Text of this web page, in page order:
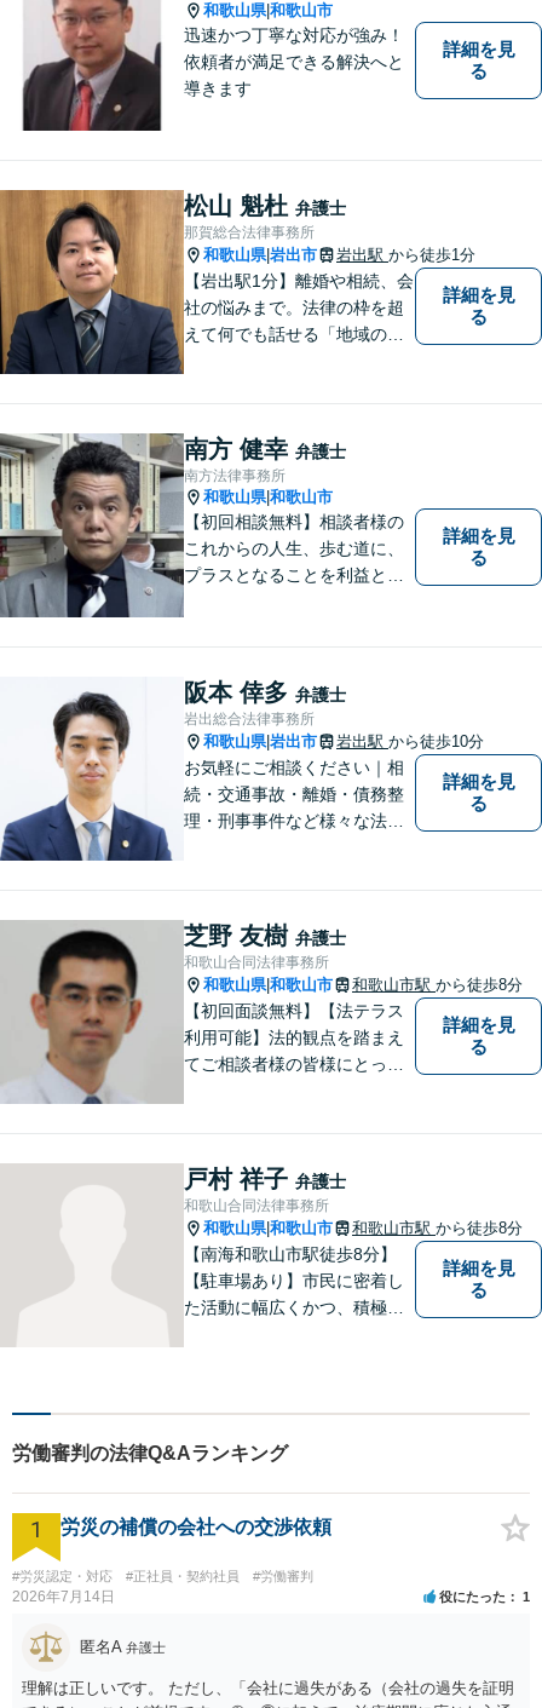
和歌山県|和歌山市
迅速かつ丁寧な対応が強み！
依頼者が満足できる解決へと
導きます
詳細を見
る
松山 魁杜 弁護士
那賀総合法律事務所
和歌山県|岩出市 岩出駅 から徒歩1分
【岩出駅1分】離婚や相続、会
社の悩みまで。法律の枠を超
えて何でも話せる「地域のか
育ちの私が丁寧にサポートし
ます。【丁寧なヒアリング】
【休日や夜間相談も柔軟に対
応】
詳細を見
る
南方 健幸 弁護士
南方法律事務所
和歌山県|和歌山市
【初回相談無料】相談者様の
これからの人生、歩む道に、
プラスとなることを利益と考
はもちろん、関西・関東から
ご相談いただくこともありま
す。
詳細を見
る
阪本 倖多 弁護士
岩出総合法律事務所
和歌山県|岩出市 岩出駅 から徒歩10分
お気軽にご相談ください｜相
続・交通事故・離婚・債務整
理・刑事事件など様々な法律
日・オンライン相談OK（要予
約）｜丁寧な報告とスピード
対応で安心をお届けします
詳細を見
る
芝野 友樹 弁護士
和歌山合同法律事務所
和歌山県|和歌山市 和歌山市駅 から徒歩8分
【初回面談無料】【法テラス
利用可能】法的観点を踏まえ
てご相談者様の皆様にとって
【当日／夜間／応相談】お悩
み事がございましたら、お気
軽にご相談下さい。
詳細を見
る
戸村 祥子 弁護士
和歌山合同法律事務所
和歌山県|和歌山市 和歌山市駅 から徒歩8分
【南海和歌山市駅徒歩8分】
【駐車場あり】市民に密着し
た活動に幅広くかつ、積極的
く対応可能。【地域に根ざし
た弁護士】法律トラブルでお
悩みの方は、お気軽にご相談
ください。
詳細を見
る
労働審判の法律Q&Aランキング
1 労災の補償の会社への交渉依頼
#労災認定・対応 #正社員・契約社員 #労働審判
2026年7月14日 役にたった 1
匿名A 弁護士
理解は正しいです。 ただし、「会社に過失がある（会社の過失を証明